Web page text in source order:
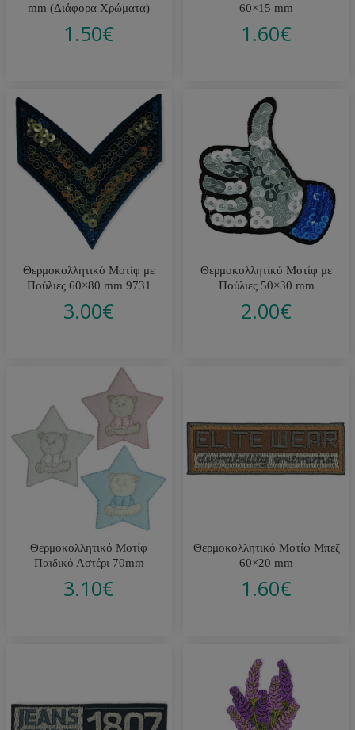
mm (Διάφορα Χρώματα)
1.50€
60×15 mm
1.60€
Θερμοκολλητικό Μοτίφ με
Πούλιες 60×80 mm 9731
3.00€
Θερμοκολλητικό Μοτίφ με
Πούλιες 50×30 mm
2.00€
Θερμοκολλητικό Μοτίφ
Παιδικό Αστέρι 70mm
3.10€
Θερμοκολλητικό Μοτίφ Μπεζ
60×20 mm
1.60€